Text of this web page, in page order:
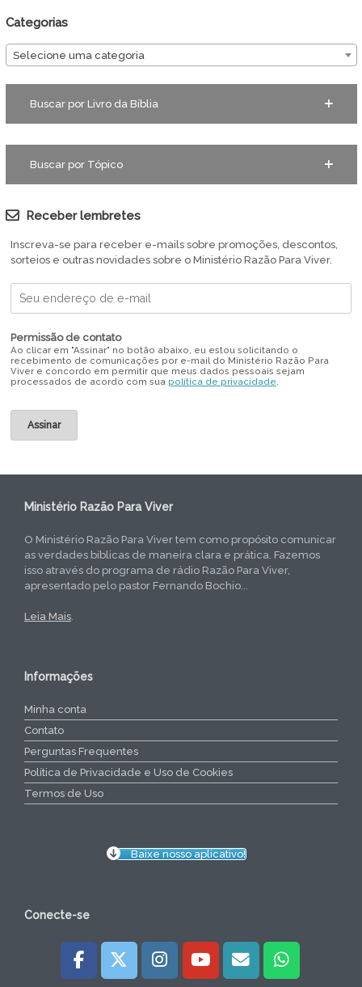
Categorias
Selecione uma categoria
Buscar por Livro da Bíblia
Buscar por Tópico
Receber lembretes
Inscreva-se para receber e-mails sobre promoções, descontos,
sorteios e outras novidades sobre o Ministério Razão Para Viver.
Permissão de contato
Ao clicar em "Assinar" no botão abaixo, eu estou solicitando o
recebimento de comunicações por e-mail do Ministério Razão Para
Viver e concordo em permitir que meus dados pessoais sejam
processados de acordo com sua política de privacidade.
Ministério Razão Para Viver
O Ministério Razão Para Viver tem como propósito comunicar
as verdades bíblicas de maneira clara e prática. Fazemos
isso através do programa de rádio Razão Para Viver,
apresentado pelo pastor Fernando Bochio...
Leia Mais.
Informações
Minha conta
Contato
Perguntas Frequentes
Política de Privacidade e Uso de Cookies
Termos de Uso
Baixe nosso aplicativo!
Conecte-se